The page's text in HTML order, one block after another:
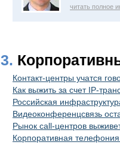
читать полное
3.
Контакт-центры учатся
Как выжить за счет IP-
Российская
Видеоконференцсвязь
Рынок call-центров
Корпоративная